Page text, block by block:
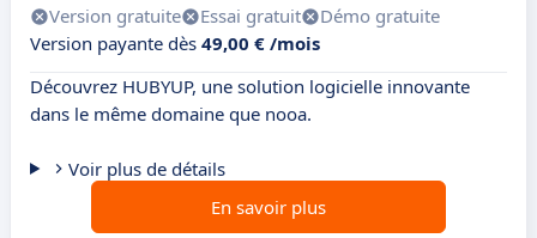
Version gratuite Essai gratuit
Démo gratuite
Version payante dès 49,00 € /mois
Découvrez HUBYUP, une solution logicielle innovante
dans le même domaine que nooa.
Voir plus de détails
En savoir plus